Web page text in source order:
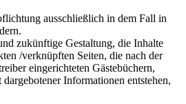
ausschließlich in dem Fall in
zukünftige Gestaltung, die Inhalte
/verknüpften Seiten, die nach der
eingerichteten Gästebüchern,
Informationen entstehen,